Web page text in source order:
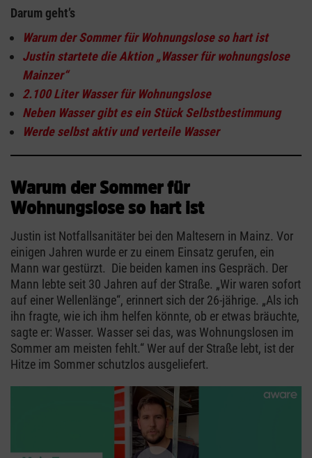
Darum geht’s
Warum der Sommer für Wohnungslose so hart ist
Justin startete die Aktion „Wasser für wohnungslose
Mainzer“
2.100 Liter Wasser für Wohnungslose
Neben Wasser gibt es ein Stück Selbstbestimmung
Werde selbst aktiv und verteile Wasser
Warum der Sommer für
Wohnungslose so hart ist
Justin ist Notfallsanitäter bei den Maltesern in Mainz. Vor
einigen Jahren wurde er zu einem Einsatz gerufen, ein
Mann war gestürzt. Die beiden kamen ins Gespräch. Der
Mann lebte seit 30 Jahren auf der Straße. „Wir waren sofort
auf einer Wellenlänge“, erinnert sich der 26-jährige. „Als ich
ihn fragte, wie ich ihm helfen könnte, ob er etwas bräuchte,
sagte er: Wasser. Wasser sei das, was Wohnungslosen im
Sommer am meisten fehlt.“ Wer auf der Straße lebt, ist der
Hitze im Sommer schutzlos ausgeliefert.